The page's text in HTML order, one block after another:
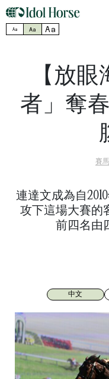
Aa Aa Aa
【放
者」奪
賽
連達文成為自
攻下這場大賽的
前四名由
中文